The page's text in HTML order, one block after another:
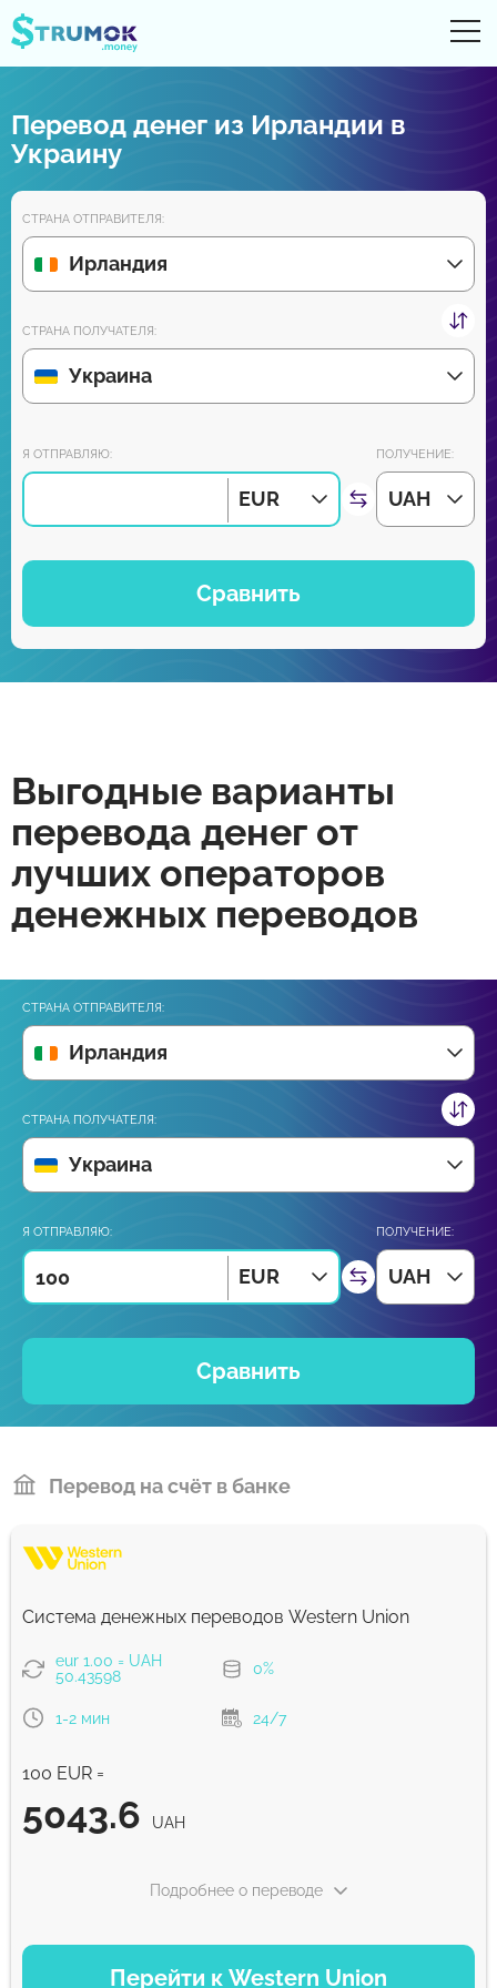
Денежные переводы
Цифровые счета
Обзоры партнеров
Уже скоро скачайте приложение для Android и iPhone:
Перевод денег из Ирландии в
Украину
СТРАНА ОТПРАВИТЕЛЯ:
Ирландия
СТРАНА ПОЛУЧАТЕЛЯ:
Украина
Я ОТПРАВЛЯЮ:
EUR
ПОЛУЧЕНИЕ:
UAH
Сравнить
Выгодные варианты
перевода денег от
лучших операторов
денежных переводов
СТРАНА ОТПРАВИТЕЛЯ:
Ирландия
СТРАНА ПОЛУЧАТЕЛЯ:
Украина
Я ОТПРАВЛЯЮ:
EUR
ПОЛУЧЕНИЕ:
UAH
Сравнить
Перевод на счёт в банке
Система денежных переводов Western Union
eur 1.00 = UAH
50.43598
0%
1-2 мин 24/7
100 EUR =
5043.6 UAH
Перейти к Western Union
Подробнее о переводе
ВАРИАНТЫ ОПЛАТЫ